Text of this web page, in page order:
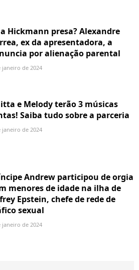
Hickmann presa? Alexandre
ex da apresentadora, a
por alienação parental
janeiro de 2024
e Melody terão 3 músicas
Saiba tudo sobre a parceria
janeiro de 2024
Andrew participou de orgia
menores de idade na ilha de
Epstein, chefe de rede de
sexual
janeiro de 2024